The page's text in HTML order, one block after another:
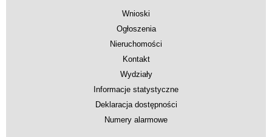
Wnioski
Ogłoszenia
Nieruchomości
Kontakt
Wydziały
Informacje statystyczne
Deklaracja dostępności
Numery alarmowe